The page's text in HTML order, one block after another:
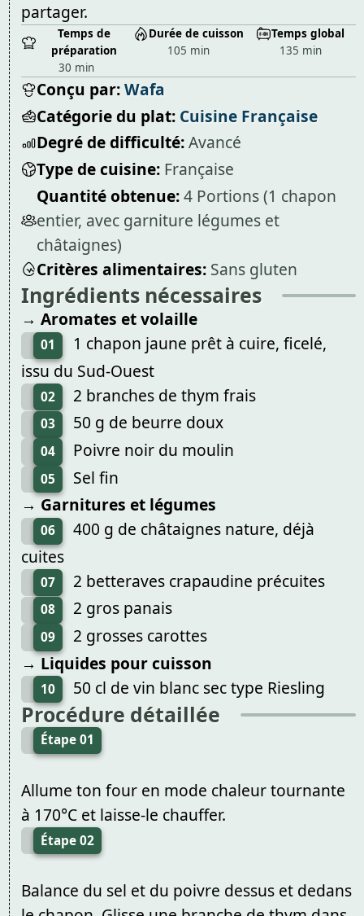
partager.
Temps de
préparation
30 min
Durée de cuisson
105 min
Temps global
135 min
Conçu par:Wafa
Catégorie du plat: Cuisine Française
Degré de difficulté:Avancé
Type de cuisine: Française
Quantité obtenue:4 Portions (1 chapon
entier, avec garniture légumes et
châtaignes)
Critères alimentaires: Sans gluten
Ingrédients nécessaires
→ Aromates et volaille
01
1 chapon jaune prêt à cuire, ficelé,
issu du Sud-Ouest
02 2 branches de thym frais
03 50 g de beurre doux
04 Poivre noir du moulin
05
Sel fin
→ Garnitures et légumes
06
400 g de châtaignes nature, déjà
cuites
07 2 betteraves crapaudine précuites
08 2 gros panais
09
2 grosses carottes
→ Liquides pour cuisson
10 50 cl de vin blanc sec type Riesling
Procédure détaillée
Étape 01
Allume ton four en mode chaleur tournante
à 170°C et laisse-le chauffer.
Étape 02
Balance du sel et du poivre dessus et dedans